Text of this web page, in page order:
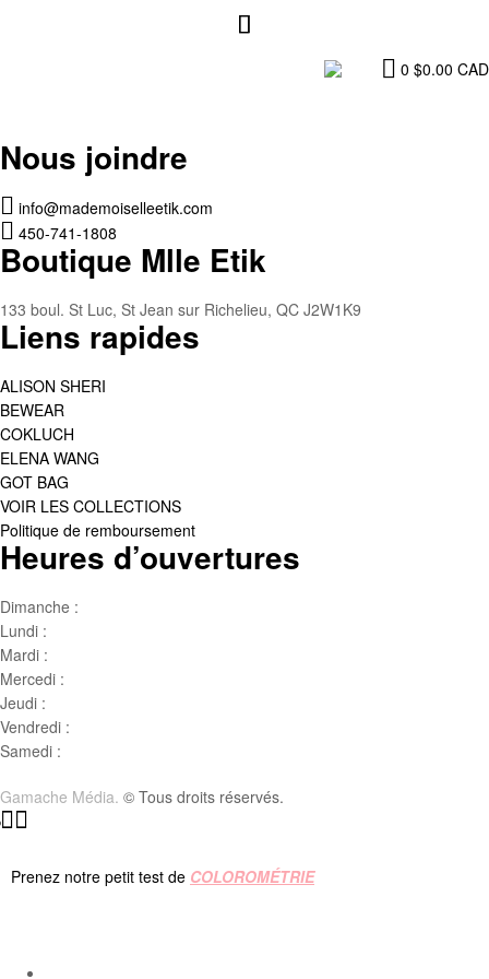
0 $0.00 CAD
Nous joindre
info@mademoiselleetik.com
450-741-1808
Boutique Mlle Etik
133 boul. St Luc, St Jean sur Richelieu, QC J2W1K9
Liens rapides
ALISON SHERI
BEWEAR
COKLUCH
ELENA WANG
GOT BAG
VOIR LES COLLECTIONS
Politique de remboursement
Heures d’ouvertures
Dimanche :
Lundi :
Mardi :
Mercedi :
Jeudi :
Vendredi :
Samedi :
Gamache Média. © Tous droits réservés.
Prenez notre petit test de COLOROMÉTRIE